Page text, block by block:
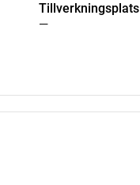
Tillverkningsplats
—